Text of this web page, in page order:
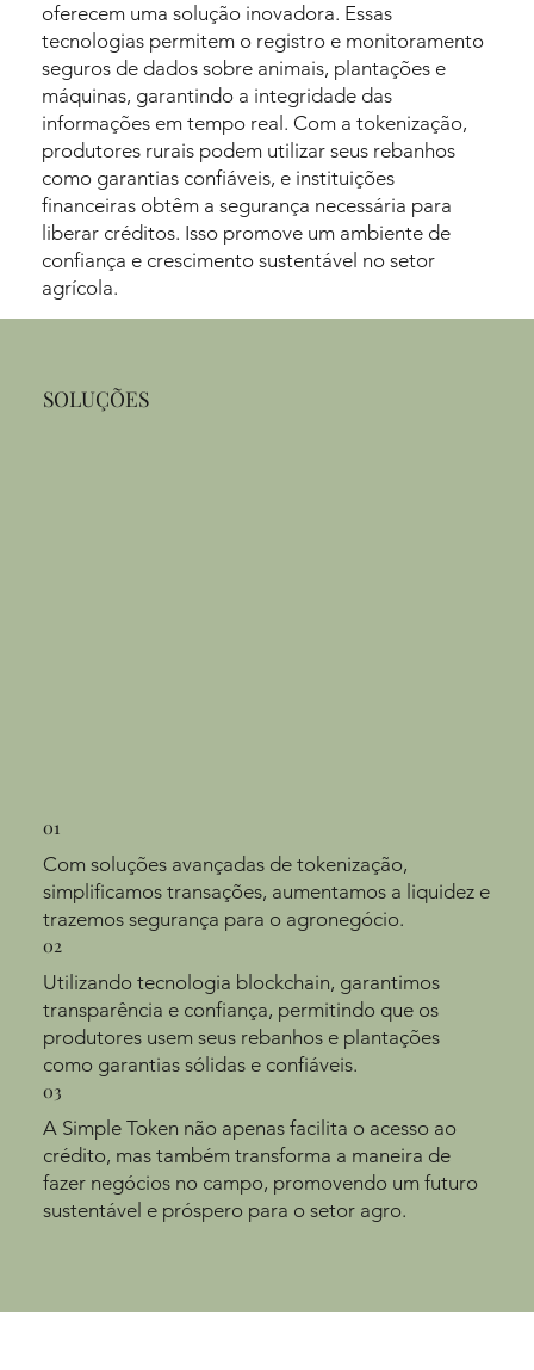
oferecem uma solução inovadora. Essas
tecnologias permitem o registro e monitoramento
seguros de dados sobre animais, plantações e
máquinas, garantindo a integridade das
informações em tempo real. Com a tokenização,
produtores rurais podem utilizar seus rebanhos
como garantias confiáveis, e instituições
financeiras obtêm a segurança necessária para
liberar créditos. Isso promove um ambiente de
confiança e crescimento sustentável no setor
agrícola.
SOLUÇÕES
Com soluções avançadas de tokenização,
simplificamos transações, aumentamos a liquidez e
trazemos segurança para o agronegócio.
01
Utilizando tecnologia blockchain, garantimos
transparência e confiança, permitindo que os
produtores usem seus rebanhos e plantações
como garantias sólidas e confiáveis.
02
A Simple Token não apenas facilita o acesso ao
crédito, mas também transforma a maneira de
fazer negócios no campo, promovendo um futuro
sustentável e próspero para o setor agro.
03